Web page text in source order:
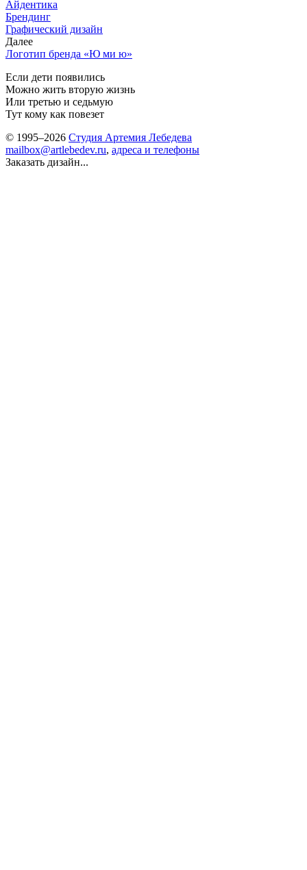
Айдентика
Брендинг
Графический дизайн
Далее
Логотип бренда «Ю ми ю»
Если дети появились
Можно жить вторую жизнь
Или третью и седьмую
Тут кому как повезет
© 1995–2026 Студия Артемия Лебедева
mailbox@artlebedev.ru, адреса и телефоны
Заказать дизайн...